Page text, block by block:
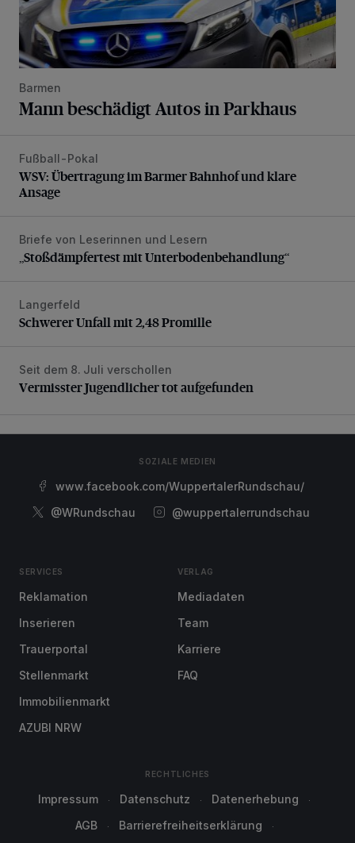
Barmen
Mann beschädigt Autos in Parkhaus
WSV: Übertragung im Barmer Bahnhof und klare Ansage
Fußball-Pokal
WSV: Übertragung im Barmer Bahnhof und klare
Ansage
„Stoßdämpfertest mit Unterbodenbehandlung“
Briefe von Leserinnen und Lesern
„Stoßdämpfertest mit Unterbodenbehandlung“
Schwerer Unfall mit 2,48 Promille
Langerfeld
Schwerer Unfall mit 2,48 Promille
Vermisster Jugendlicher tot aufgefunden
Seit dem 8. Juli verschollen
Vermisster Jugendlicher tot aufgefunden
SOZIALE MEDIEN
www.facebook.com/WuppertalerRundschau/
@WRundschau
@wuppertalerrundschau
SERVICES
Reklamation
Inserieren
Trauerportal
Stellenmarkt
Immobilienmarkt
AZUBI NRW
VERLAG
Mediadaten
Team
Karriere
FAQ
RECHTLICHES
Impressum Datenschutz
Datenerhebung
AGB
Barrierefreiheitserklärung